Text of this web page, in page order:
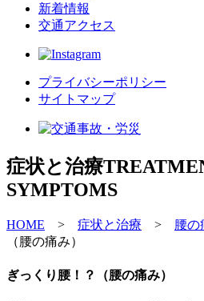
新着情報
交通アクセス
プライバシーポリシー
サイトマップ
症状と治療
SYMPTOMS
HOME > 症状と治療 > 腰の
（腰の痛み）
ぎっくり腰！？（腰の痛み）